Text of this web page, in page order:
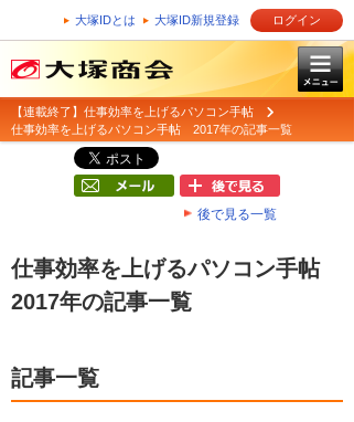
大塚IDとは 大塚ID新規登録 ログイン
【連載終了】仕事効率を上げるパソコン手帖
仕事効率を上げるパソコン手帖 2017年の記事一覧
後で見る一覧
仕事効率を上げるパソコン手帖
2017年の記事一覧
記事一覧